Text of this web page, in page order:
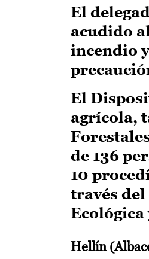
El
acudido
incendio
El
agrícola,
de 136
10
través
Ecológica
Hellín